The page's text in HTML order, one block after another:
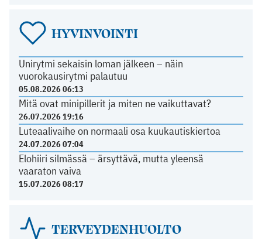
HYVINVOINTI
Unirytmi sekaisin loman jälkeen – näin
vuorokausirytmi palautuu
05.08.2026 06:13
Mitä ovat minipillerit ja miten ne vaikuttavat?
26.07.2026 19:16
Luteaalivaihe on normaali osa kuukautiskiertoa
24.07.2026 07:04
Elohiiri silmässä – ärsyttävä, mutta yleensä
vaaraton vaiva
15.07.2026 08:17
TERVEYDENHUOLTO